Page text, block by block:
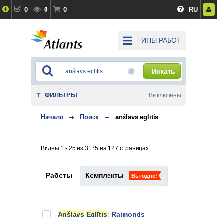
0 0 0 RU
ТИПЫ РАБОТ
Искать
Начало Поиск anšlavs eglītis
Видны 1 - 25 из 3175 на 127 страницах
Работы Комплекты Выгодно!
Anšlavs Eglītis; Raimonds
ФИЛЬТРЫ Выключены